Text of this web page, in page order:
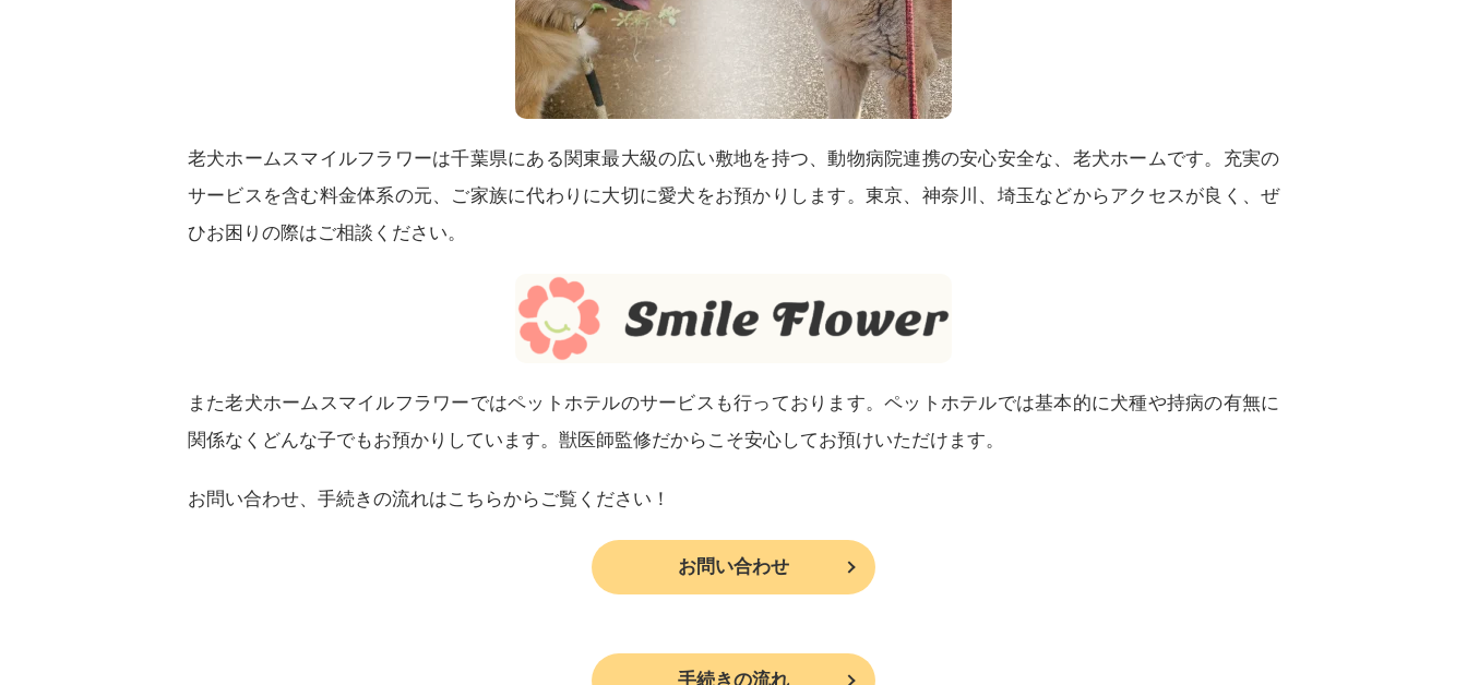
老犬ホームスマイルフラワーは千葉県にある関東最大級の広い敷地を持つ、動物病院連携の安心安全な、老犬ホームです。充実の
サービスを含む料金体系の元、ご家族に代わりに大切に愛犬をお預かりします。東京、神奈川、埼玉などからアクセスが良く、ぜ
ひお困りの際はご相談ください。
また老犬ホームスマイルフラワーではペットホテルのサービスも行っております。ペットホテルでは基本的に犬種や持病の有無に
関係なくどんな子でもお預かりしています。獣医師監修だからこそ安心してお預けいただけます。
お問い合わせ、手続きの流れはこちらからご覧ください！
お問い合わせ
手続きの流れ